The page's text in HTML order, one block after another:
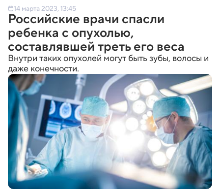
14 марта 2023, 13:45
Российские врачи спасли
ребенка с опухолью,
составлявшей треть его веса
Внутри таких опухолей могут быть зубы, волосы и
даже конечности.